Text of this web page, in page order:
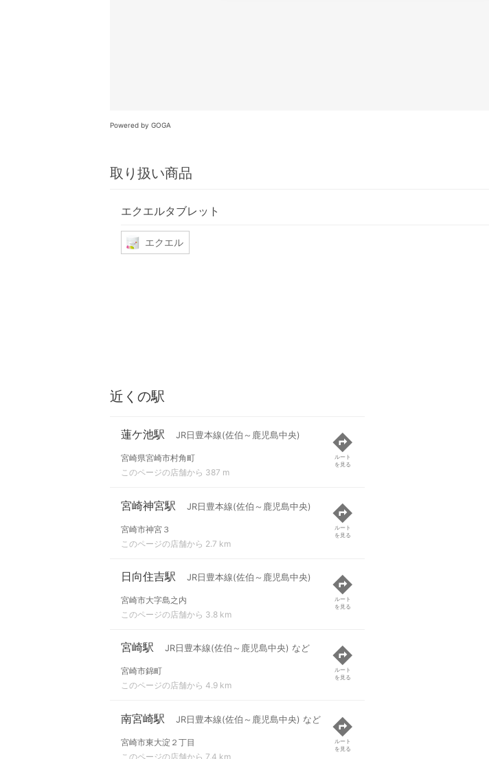
Powered by GOGA
取り扱い商品
エクエルタブレット
エクエル
近くの駅
蓮ケ池駅 JR日豊本線(佐伯～鹿児島中央)
宮崎県宮崎市村角町
このページの店舗から 387 m
ルート
を見る
宮崎神宮駅 JR日豊本線(佐伯～鹿児島中央)
宮崎市神宮３
このページの店舗から 2.7 km
ルート
を見る
日向住吉駅 JR日豊本線(佐伯～鹿児島中央)
宮崎市大字島之内
このページの店舗から 3.8 km
ルート
を見る
宮崎駅 JR日豊本線(佐伯～鹿児島中央) など
宮崎市錦町
このページの店舗から 4.9 km
ルート
を見る
南宮崎駅 JR日豊本線(佐伯～鹿児島中央) など
宮崎市東大淀２丁目
このページの店舗から 7.4 km
ルート
を見る